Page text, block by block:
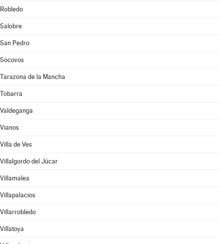
Robledo
Salobre
San Pedro
Socovos
Tarazona de la Mancha
Tobarra
Valdeganga
Vianos
Villa de Ves
Villalgordo del Júcar
Villamalea
Villapalacios
Villarrobledo
Villatoya